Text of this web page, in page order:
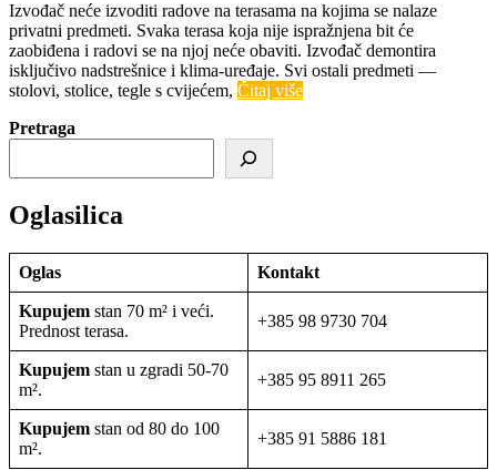
Izvođač neće izvoditi radove na terasama na kojima se nalaze
privatni predmeti. Svaka terasa koja nije ispražnjena bit će
zaobiđena i radovi se na njoj neće obaviti. Izvođač demontira
isključivo nadstrešnice i klima‑uređaje. Svi ostali predmeti —
stolovi, stolice, tegle s cvijećem, Čitaj više
Pretraga
Oglasilica
Oglas Kontakt
Kupujem stan 70 m² i veći.
Prednost terasa.
+385 98 9730 704
Kupujem stan u zgradi 50-70
m².
+385 95 8911 265
Kupujem stan od 80 do 100
m².
+385 91 5886 181